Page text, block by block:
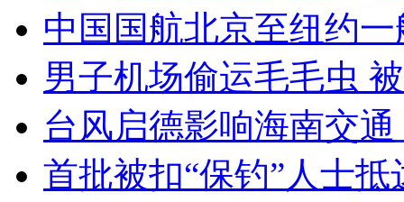
女孩北京地铁殴打老人 痛下狠手拳打脚踢
无痛分娩是否安全 医生回应
外交部：反对强权政治霸凌主义
中国国航北京至纽约
男子机场偷运毛毛虫
台风启德影响海南交通
首批被扣“保钓”人士